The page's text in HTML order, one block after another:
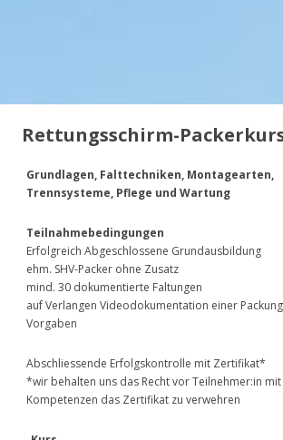
Rettungsschirm-
Grundlagen, Falttechniken, Montagearten,
Trennsysteme, Pflege und Wartung
Teilnahmebedingungen
Erfolgreich Abgeschlossene Grundausbildung
ehm. SHV-Packer ohne Zusatz
mind. 30 dokumentierte Faltungen
auf Verlangen Videodokumentation einer
Vorgaben
Abschliessende Erfolgskontrolle mit Zertifikat*
*wir behalten uns das Recht vor Teilnehmer:in
Kompetenzen das Zertifikat zu verwehren